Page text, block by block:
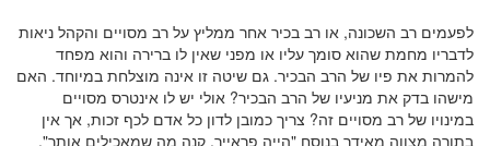
לפעמים רב השכונה, או רב בכיר אחר ממליץ על רב מסויים והקהל ניאות
לדבריו מחמת שהוא סומך עליו או מפני שאין לו ברירה והוא מפחד
להמרות את פיו של הרב הבכיר. גם שיטה זו אינה מוצלחת במיוחד. האם
מישהו בדק את מניעיו של הרב הבכיר? אולי יש לו אינטרס מסויים
במינויו של רב מסויים זה? צריך כמובן לדון כל אדם לכף זכות, אך אין
בתורה מצווה מאידך בנוסח "הייה פראייר, קנה מה שמאכילים אותך".